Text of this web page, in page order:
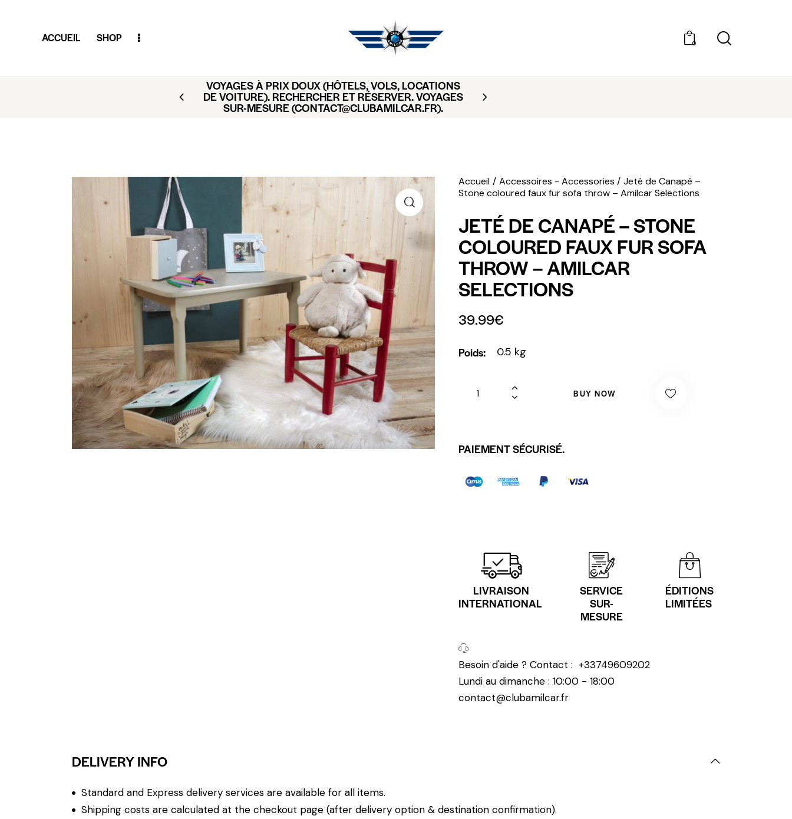
ACCUEIL SHOP 0
VOYAGES À PRIX DOUX (HÔTELS, VOLS, LOCATIONS
DE VOITURE). RECHERCHER ET RÉSERVER. VOYAGES
SUR-MESURE (CONTACT@CLUBAMILCAR.FR).
Accueil Accessoires - Accessories
Jeté de Canapé –
Stone coloured faux fur sofa throw – Amilcar Selections
JETÉ DE CANAPÉ – STONE
COLOURED FAUX FUR SOFA
THROW – AMILCAR
SELECTIONS
39.99€
Poids 0.5 kg
BUY NOW
PAIEMENT SÉCURISÉ.
LIVRAISON
INTERNATIONAL
SERVICE
SUR-
MESURE
ÉDITIONS
LIMITÉES
Besoin d'aide ? Contact : +33749609202
Lundi au dimanche : 10:00 - 18:00
contact@clubamilcar.fr
DELIVERY INFO
Standard and Express delivery services are available for all items.
Shipping costs are calculated at the checkout page (after delivery option & destination confirmation).